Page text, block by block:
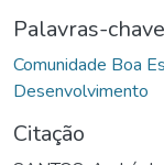
Palavras-chave
Comunidade Boa
Desenvolvimento
Citação